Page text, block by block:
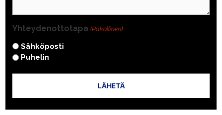
Yhteydenottotapa (Pakollinen)
Sähköposti
Puhelin